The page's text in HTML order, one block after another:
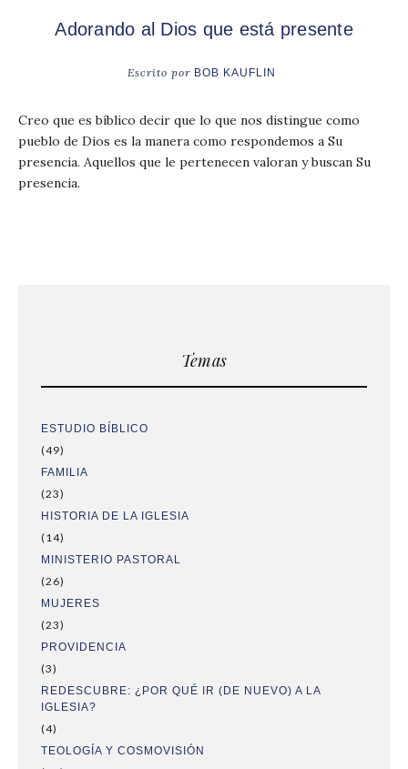
Adorando al Dios que está presente
Escrito por BOB KAUFLIN
Creo que es bíblico decir que lo que nos distingue como
pueblo de Dios es la manera como respondemos a Su
presencia. Aquellos que le pertenecen valoran y buscan Su
presencia.
Temas
ESTUDIO BÍBLICO
(49)
FAMILIA
(23)
HISTORIA DE LA IGLESIA
(14)
MINISTERIO PASTORAL
(26)
MUJERES
(23)
PROVIDENCIA
(3)
REDESCUBRE: ¿POR QUÉ IR (DE NUEVO) A LA
IGLESIA?
(4)
TEOLOGÍA Y COSMOVISIÓN